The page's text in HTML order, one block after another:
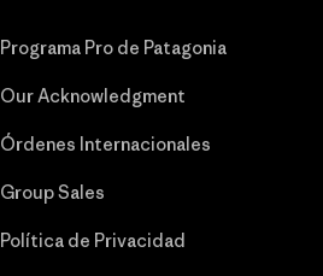
Programa Pro de Patagonia
Our Acknowledgment
Órdenes Internacionales
Group Sales
Política de Privacidad